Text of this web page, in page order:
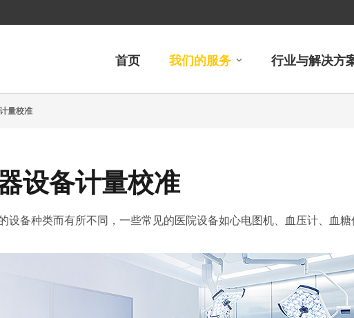
首页 我们的服务 行业与解决方
量校准
设备计量校准
设备种类而有所不同，一些常见的医院设备如心电图机、血压计、血